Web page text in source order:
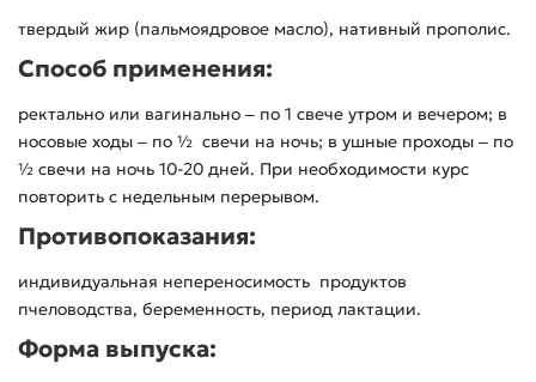
твердый жир (пальмоядровое масло), нативный прополис.
Способ применения:
ректально или вагинально ‒ по 1 свече утром и вечером; в
носовые ходы ‒ по ½ свечи на ночь; в ушные проходы ‒ по
½ свечи на ночь 10-20 дней. При необходимости курс
повторить с недельным перерывом.
Противопоказания:
индивидуальная непереносимость продуктов
пчеловодства, беременность, период лактации.
Форма выпуска: